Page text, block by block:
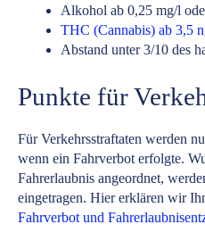
Alkohol ab 0,25 mg/l
THC (Cannabis) ab 3,5
Abstand unter 3/10 des
Punkte für
Für Verkehrsstraftaten werden
wenn ein Fahrverbot erfolgte.
Fahrerlaubnis angeordnet,
eingetragen. Hier erklären wir
Fahrverbot und